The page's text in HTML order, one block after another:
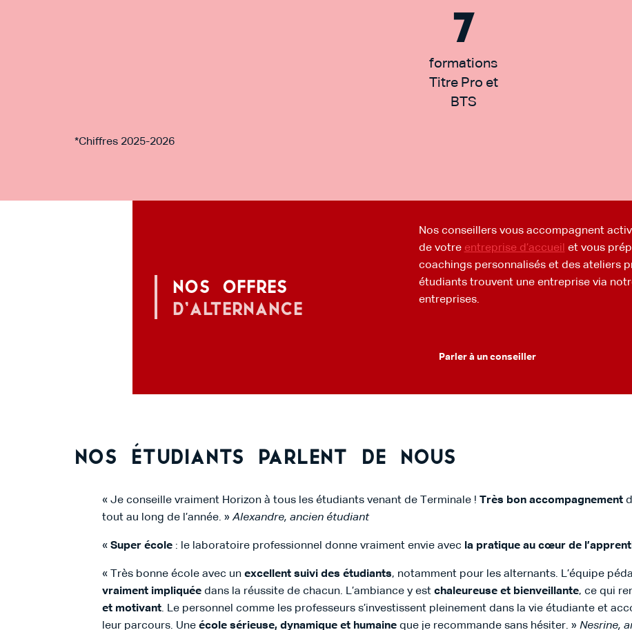
7
formations
Titre Pro et
BTS
*Chiffres 2025-2026
Nos offres
d’alternance
Nos conseillers vous accompagnent
de votre entreprise d’accueil et vous
coachings personnalisés et des ateliers
étudiants trouvent une entreprise via
entreprises.
Parler à un conseiller
Nos étudiants parlent de nous
« Je conseille vraiment Horizon à tous les étudiants venant de Terminale ! Très bon accompagnement
tout au long de l’année. »Alexandre, ancien étudiant
« Super école : le laboratoire professionnel donne vraiment envie avec la pratique au cœur de
« Très bonne école avec un excellent suivi des étudiants, notamment pour les alternants. L’équipe
vraiment impliquée dans la réussite de chacun. L’ambiance y est chaleureuse et bienveillante, ce qui
et motivant. Le personnel comme les professeurs s’investissent pleinement dans la vie étudiante et
leur parcours. Une école sérieuse, dynamique et humaine que je recommande sans hésiter. » Nesrine,